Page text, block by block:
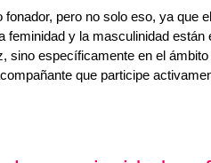
pero no solo eso, ya que
y la masculinidad están
sino específicamente en el
que participe